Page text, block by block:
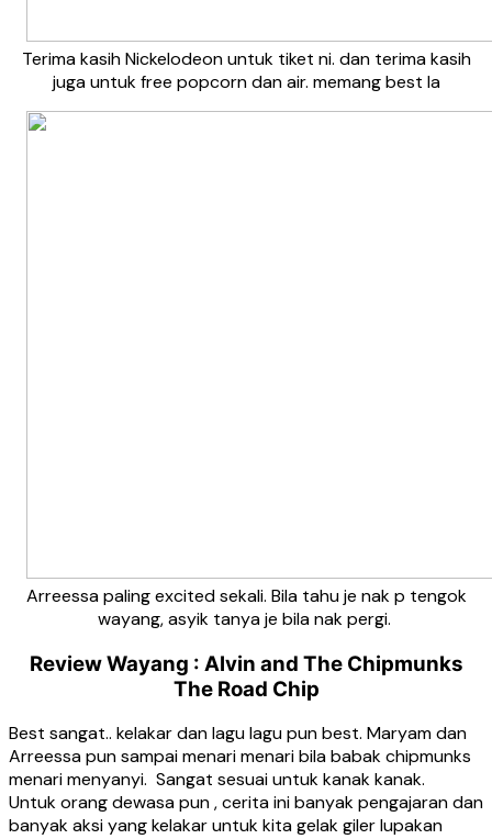
Terima kasih Nickelodeon untuk tiket ni. dan terima kasih
juga untuk free popcorn dan air. memang best la
Arreessa paling excited sekali. Bila tahu je nak p tengok
wayang, asyik tanya je bila nak pergi.
Review Wayang : Alvin and The Chipmunks
The Road Chip
Best sangat.. kelakar dan lagu lagu pun best. Maryam dan
Arreessa pun sampai menari menari bila babak chipmunks
menari menyanyi. Sangat sesuai untuk kanak kanak.
Untuk orang dewasa pun , cerita ini banyak pengajaran dan
banyak aksi yang kelakar untuk kita gelak giler lupakan